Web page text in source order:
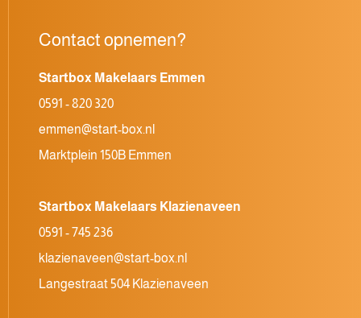
Contact opnemen?
Startbox Makelaars Emmen
0591 - 820 320
emmen@start-box.nl
Marktplein 150B Emmen
Startbox Makelaars Klazienaveen
0591 - 745 236
klazienaveen@start-box.nl
Langestraat 504 Klazienaveen